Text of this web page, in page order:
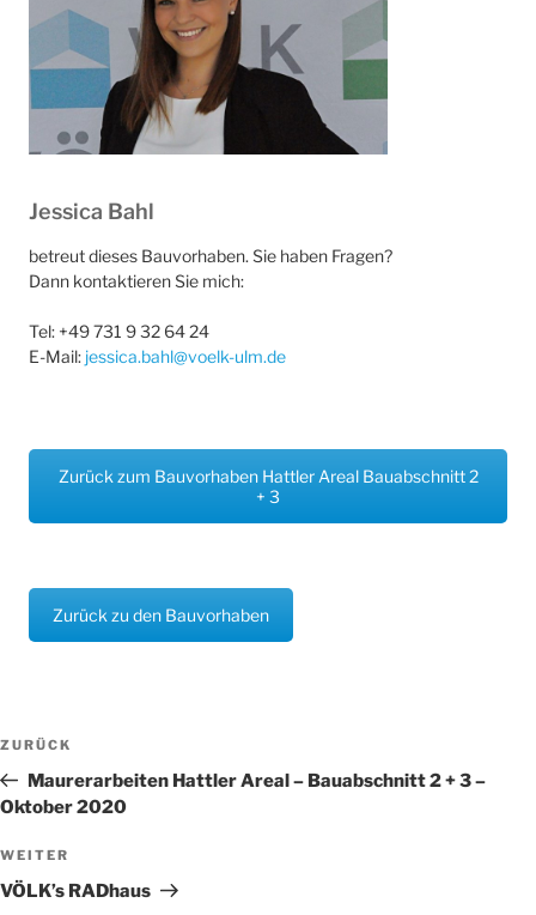
Jessica Bahl
betreut dieses Bauvorhaben. Sie haben Fragen?
Dann kontaktieren Sie mich:
Tel: +49 731 9 32 64 24
E-Mail: jessica.bahl@voelk-ulm.de
Zurück zum Bauvorhaben Hattler Areal Bauabschnitt 2
+ 3
Zurück zu den Bauvorhaben
Beitragsnavigation
Vorheriger
Beitrag
ZURÜCK
Maurerarbeiten Hattler Areal – Bauabschnitt 2 + 3 –
Oktober 2020
Nächster
Beitrag
WEITER
VÖLK’s RADhaus